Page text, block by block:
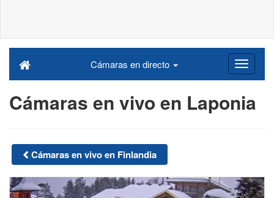
Cámaras en directo
Cámaras en vivo en Laponia
Cámaras en vivo en Finlandia